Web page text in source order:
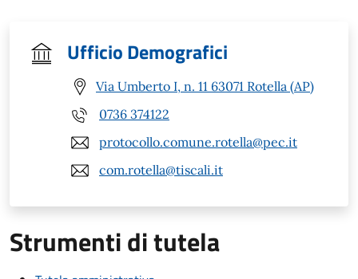
Ufficio Demografici
Via Umberto I, n. 11 63071 Rotella (AP)
0736 374122
protocollo.comune.rotella@pec.it
com.rotella@tiscali.it
Strumenti di tutela